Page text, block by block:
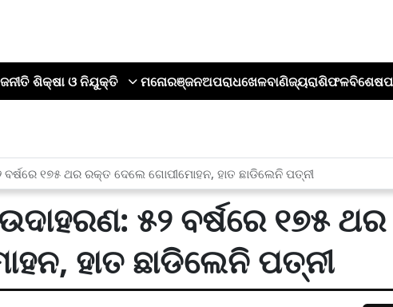
ଶିକ୍ଷା ଓ ନିଯୁକ୍ତି ମନୋରଞ୍ଜନଅପରାଧଖେଳବାଣିଜ୍ୟରାଶିଫଳବିଶେଷ
୧୭୫ ଥର ରକ୍ତ ଦେଲେ ଗୋପୀମୋହନ, ହାତ ଛାଡିଲେନି ପତ୍ନୀ
୫୨ ବର୍ଷରେ ୧୭୫ ଥର
ହାତ ଛାଡିଲେନି ପତ୍ନୀ